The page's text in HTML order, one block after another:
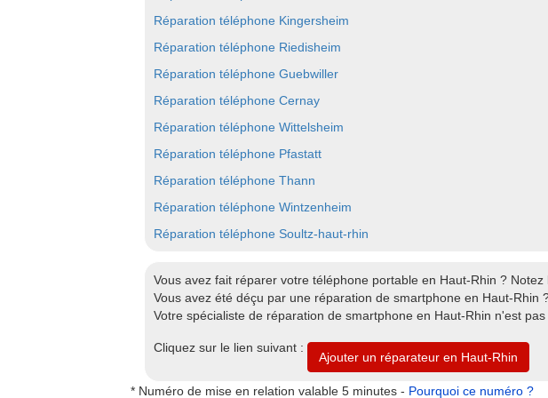
Réparation téléphone Kingersheim
Réparation téléphone Riedisheim
Réparation téléphone Guebwiller
Réparation téléphone Cernay
Réparation téléphone Wittelsheim
Réparation téléphone Pfastatt
Réparation téléphone Thann
Réparation téléphone Wintzenheim
Réparation téléphone Soultz-haut-rhin
Vous avez fait réparer votre téléphone portable en Haut-Rhin ? Notez
Vous avez été déçu par une réparation de smartphone en Haut-Rhin
Votre spécialiste de réparation de smartphone en Haut-Rhin n'est
Cliquez sur le lien suivant :
Ajouter un réparateur en Haut-Rhin
* Numéro de mise en relation valable 5 minutes - Pourquoi ce numéro ?